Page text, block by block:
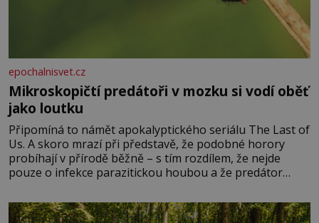
epochalnisvet.cz
Mikroskopičtí predátoři v mozku si vodí oběť
jako loutku
Připomíná to námět apokalyptického seriálu The Last of
Us. A skoro mrazí při představě, že podobné horory
probíhají v přírodě běžně – s tím rozdílem, že nejde
pouze o infekce parazitickou houbou a že predátor
živočichy, než je člověk. Najít skutečné zombie není nic
nemožného ani v naší přírodě.